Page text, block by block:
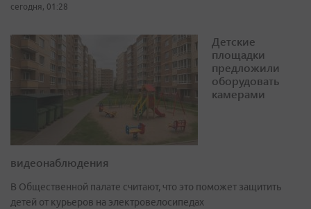
сегодня, 01:28
Детские
площадки
предложили
оборудовать
камерами
видеонаблюдения
В Общественной палате считают, что это поможет защитить
детей от курьеров на электровелосипедах